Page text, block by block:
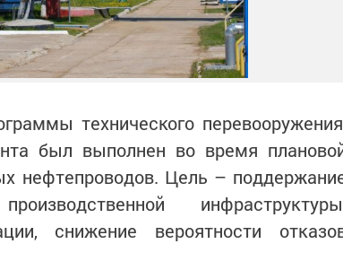
технического
был выполнен во время
нефтепроводов. Цель –
снижение вероятности